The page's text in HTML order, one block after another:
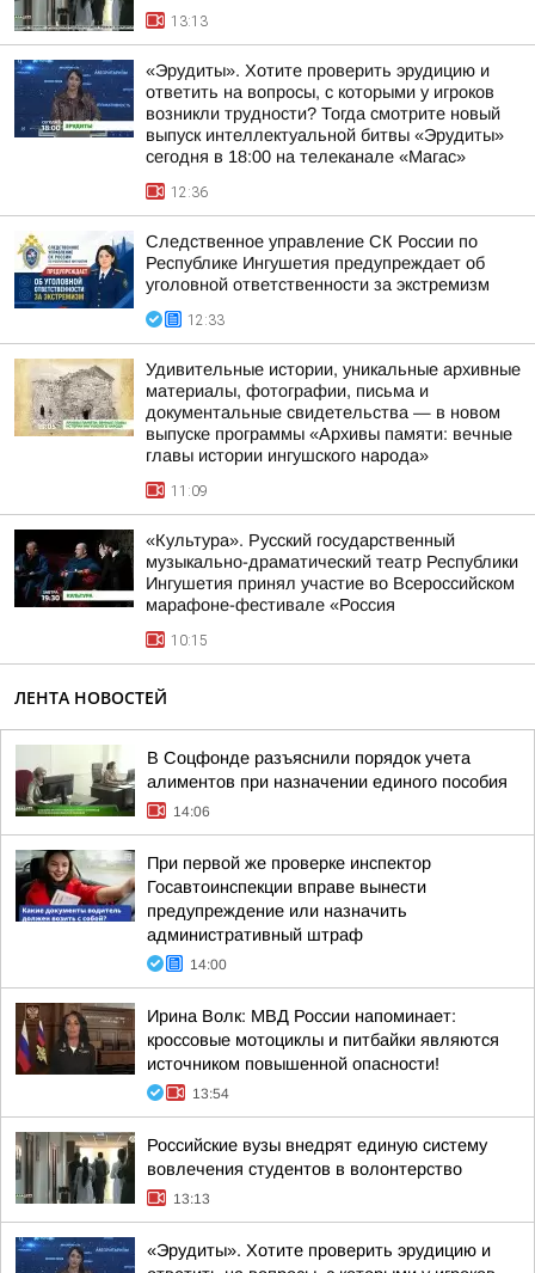
13:13
«Эрудиты». Хотите проверить эрудицию и
ответить на вопросы, с которыми у игроков
возникли трудности? Тогда смотрите новый
выпуск интеллектуальной битвы «Эрудиты»
сегодня в 18:00 на телеканале «Магас»
12:36
Следственное управление СК России по
Республике Ингушетия предупреждает об
уголовной ответственности за экстремизм
12:33
Удивительные истории, уникальные архивные
материалы, фотографии, письма и
документальные свидетельства — в новом
выпуске программы «Архивы памяти: вечные
главы истории ингушского народа»
11:09
«Культура». Русский государственный
музыкально-драматический театр Республики
Ингушетия принял участие во Всероссийском
марафоне-фестивале «Россия
10:15
ЛЕНТА НОВОСТЕЙ
В Соцфонде разъяснили порядок учета
алиментов при назначении единого пособия
14:06
При первой же проверке инспектор
Госавтоинспекции вправе вынести
предупреждение или назначить
административный штраф
14:00
Ирина Волк: МВД России напоминает:
кроссовые мотоциклы и питбайки являются
источником повышенной опасности!
13:54
Российские вузы внедрят единую систему
вовлечения студентов в волонтерство
13:13
«Эрудиты». Хотите проверить эрудицию и